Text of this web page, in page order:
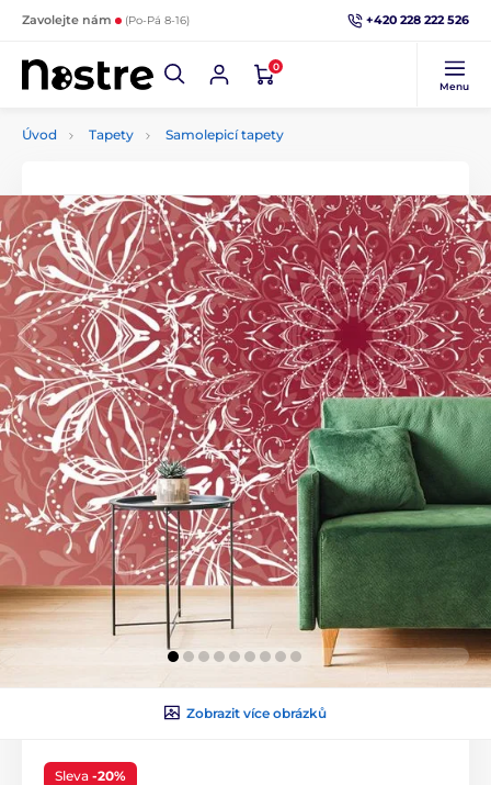
Zavolejte nám (Po-Pá 8-16) +420 228 222 526
0
Menu
Úvod Tapety Samolepicí tapety
Zobrazit více obrázků
Sleva -20%